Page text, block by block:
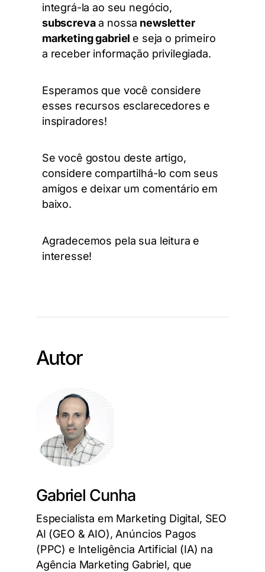
integrá-la ao seu negócio,
subscrevaa nossa newsletter
marketing gabriel e seja o primeiro
a receber informação privilegiada.
Esperamos que você considere
esses recursos esclarecedores e
inspiradores!
Se você gostou deste artigo,
considere compartilhá-lo com seus
amigos e deixar um comentário em
baixo.
Agradecemos pela sua leitura e
interesse!
Autor
Gabriel Cunha
Especialista em Marketing Digital, SEO
AI (GEO & AIO), Anúncios Pagos
(PPC) e Inteligência Artificial (IA) na
Agência Marketing Gabriel, que